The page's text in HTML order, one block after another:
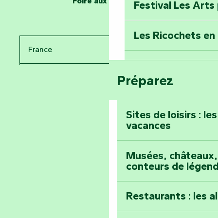
Percez les
Voyagez dans le
Maillezais
Montez au
Festival Les Arts
Les Ricochets
Tout l'agenda
Préparez
Sites de loisirs :
vacances
Musées,
conteurs de
Restaurants : les
France